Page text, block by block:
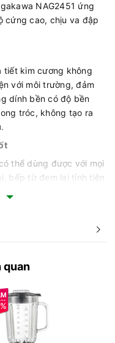
NAG2451 ứng
cứng cao, chịu va đập
tiết kim cương không
với môi trường, đảm
dính bền có độ bền
tróc, không tạo ra
thể dùng được với mọi
bếp từ đem lại tính tiện
hiệu quả, có lỗ treo
chảo là 24cm, lòng
lo cháy dính, vệ
từ Nagakawa
quan